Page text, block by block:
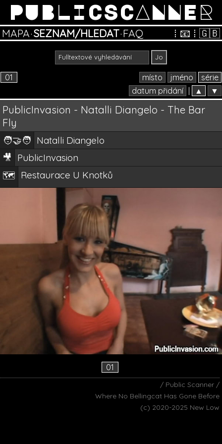
PUBLICSCANNER
MAPA·SEZNAM/HLEDAT·FAQ ⁞ 📧 ⁞ 🇬🇧
01 místo jméno
série
datum přidání
▲ ▼
PublicInvasion - Natalli Diangelo - The Bar
Fly
🧑‍🤝‍🧑 Natalli Diangelo
🎥 PublicInvasion
🗺️ Restaurace U Knotků
01
/ Public Scanner /
Where No Bellingcat Has Gone Before
(c) 2020-2025 New Low